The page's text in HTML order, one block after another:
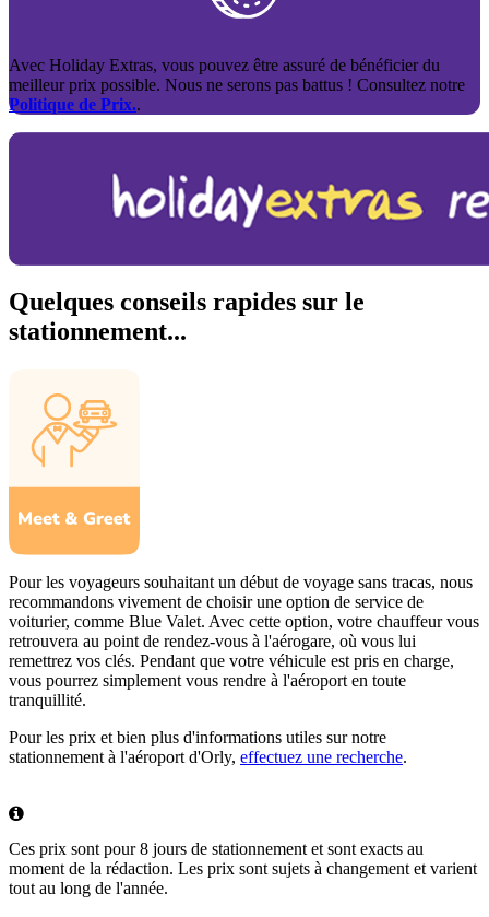
Avec Holiday Extras, vous pouvez être assuré de bénéficier du
meilleur prix possible. Nous ne serons pas battus ! Consultez notre
Politique de Prix..
Quelques conseils rapides sur le
stationnement...
Pour les voyageurs souhaitant un début de voyage sans tracas, nous
recommandons vivement de choisir une option de service de
voiturier, comme Blue Valet. Avec cette option, votre chauffeur vous
retrouvera au point de rendez-vous à l'aérogare, où vous lui
remettrez vos clés. Pendant que votre véhicule est pris en charge,
vous pourrez simplement vous rendre à l'aéroport en toute
tranquillité.
Pour les prix et bien plus d'informations utiles sur notre
stationnement à l'aéroport d'Orly, effectuez une recherche.
Ces prix sont pour 8 jours de stationnement et sont exacts au
moment de la rédaction. Les prix sont sujets à changement et varient
tout au long de l'année.